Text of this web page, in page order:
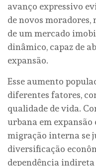
avanço expressivo
de novos moradores,
de um mercado
dinâmico, capaz de
expansão.
Esse aumento
diferentes fatores,
qualidade de vida.
urbana em
migração interna se
diversificação
dependência